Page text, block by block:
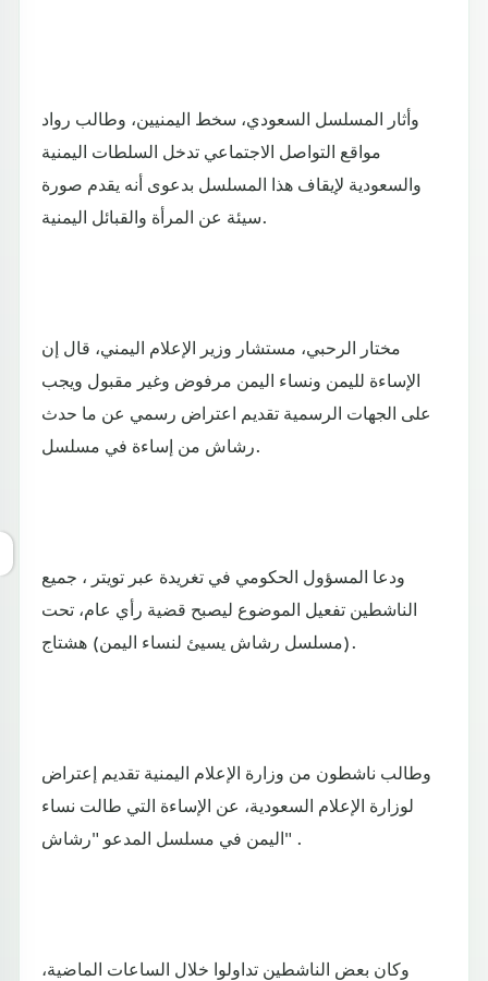
وأثار المسلسل السعودي، سخط اليمنيين، وطالب رواد
مواقع التواصل الاجتماعي تدخل السلطات اليمنية
والسعودية لإيقاف هذا المسلسل بدعوى أنه يقدم صورة
سيئة عن المرأة والقبائل اليمنية.
مختار الرحبي، مستشار وزير الإعلام اليمني، قال إن
‏الإساءة لليمن ونساء اليمن مرفوض وغير مقبول ويجب
على الجهات الرسمية تقديم اعتراض رسمي عن ما حدث
من إساءة في مسلسل ‎رشاش.
ودعا المسؤول الحكومي في تغريدة عبر تويتر ، جميع
الناشطين تفعيل الموضوع ليصبح قضية رأي عام، تحت
هشتاج (‎مسلسل رشاش يسيئ لنساء اليمن).
وطالب ناشطون من وزارة الإعلام اليمنية تقديم إعتراض
لوزارة الإعلام السعودية، عن الإساءة التي طالت نساء
اليمن في مسلسل المدعو "رشاش" .
وكان بعض الناشطين تداولوا خلال الساعات الماضية،